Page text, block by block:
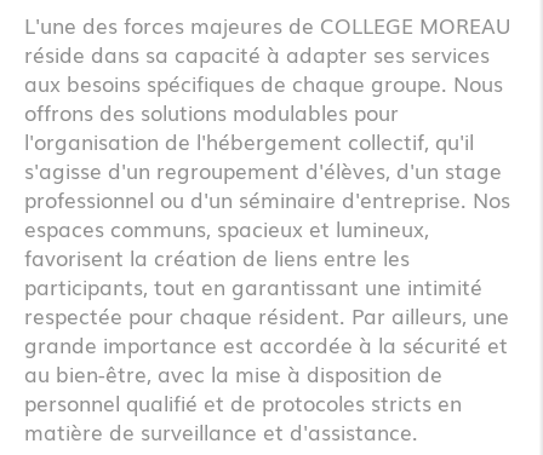
L'une des forces majeures de COLLEGE MOREAU
réside dans sa capacité à adapter ses services
aux besoins spécifiques de chaque groupe. Nous
offrons des solutions modulables pour
l'organisation de l'hébergement collectif, qu'il
s'agisse d'un regroupement d'élèves, d'un stage
professionnel ou d'un séminaire d'entreprise. Nos
espaces communs, spacieux et lumineux,
favorisent la création de liens entre les
participants, tout en garantissant une intimité
respectée pour chaque résident. Par ailleurs, une
grande importance est accordée à la sécurité et
au bien-être, avec la mise à disposition de
personnel qualifié et de protocoles stricts en
matière de surveillance et d'assistance.